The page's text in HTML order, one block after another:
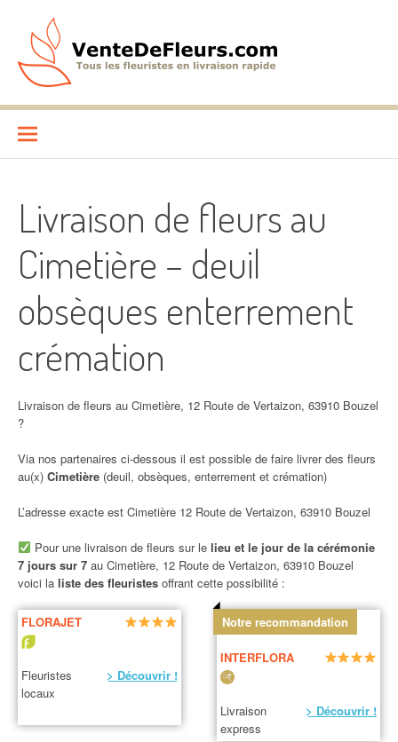
contenu
VenteDeFleurs.com
Livraison de fleurs au
Cimetière – deuil
obsèques enterrement
crémation
Livraison de fleurs au Cimetière, 12 Route de Vertaizon, 63910 Bouzel
?
Via nos partenaires ci-dessous il est possible de faire livrer des fleurs
au(x) Cimetière (deuil, obsèques, enterrement et crémation)
L’adresse exacte est Cimetière 12 Route de Vertaizon, 63910 Bouzel
Pour une livraison de fleurs sur le lieu et le jour de la cérémonie
7 jours sur 7 au Cimetière, 12 Route de Vertaizon, 63910 Bouzel
voici la liste des fleuristes offrant cette possibilité :
FLORAJET
Fleuristes
locaux
> Découvrir !
Notre recommandation
INTERFLORA
Livraison
express
> Découvrir !